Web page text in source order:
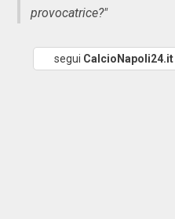
provocatrice?"
segui CalcioNapoli24.it